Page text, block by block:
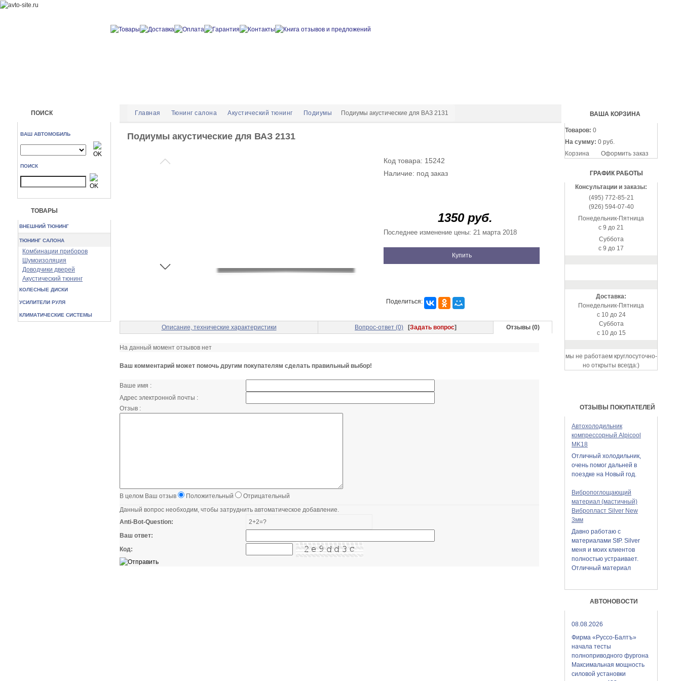
ПОИСК
ВАШ АВТОМОБИЛЬ
ПОИСК
ТОВАРЫ
ВНЕШНИЙ ТЮНИНГ
ТЮНИНГ САЛОНА
Комбинации приборов
Шумоизоляция
Доводчики дверей
Акустический тюнинг
КОЛЕСНЫЕ ДИСКИ
УСИЛИТЕЛИ РУЛЯ
КЛИМАТИЧЕСКИЕ СИСТЕМЫ
ВАША КОРЗИНА
Товаров: 0
На сумму: 0 руб.
Корзина
Оформить заказ
ГРАФИК РАБОТЫ
Консультации и заказы:
(495) 772-85-21
(926) 594-07-40
Понедельник-Пятница
с 9 до 21
Суббота
с 9 до 17
Доставка:
Понедельник-Пятница
с 10 до 24
Суббота
с 10 до 15
мы не работаем круглосуточно-
но открыты всегда:)
ОТЗЫВЫ ПОКУПАТЕЛЕЙ
Автохолодильник
компрессорный Alpicool
MK18
Отличный холодильник,
очень помог дальней в
поездке на Новый год.
Вибропоглощающий
материал (мастичный)
Вибропласт Silver New
3мм
Давно работаю с
материалами StP. Silver
меня и моих клиентов
полностью устраивает.
Отличный материал
АВТОНОВОСТИ
08.08.2026
Фирма «Руссо-Балтъ»
начала тесты
полноприводного фургона
Максимальная мощность
силовой установки
Главная Тюнинг салона Акустический тюнинг Подиумы Подиумы акустические для ВАЗ 2131
Подиумы акустические для ВАЗ 2131
Код товара: 15242
Наличие: под заказ
1350 руб.
Последнее изменение цены: 21 марта 2018
Купить
Поделиться:
Описание, технические характеристики Вопрос-ответ (0) [Задать вопрос] Отзывы (0)
На данный момент отзывов нет
Ваш комментарий может помочь другим покупателям сделать правильный выбор!
Ваше имя :
Адрес электронной почты :
Отзыв :
В целом Ваш отзыв Положительный
Отрицательный
Данный вопрос необходим, чтобы затруднить автоматическое добавление.
Anti-Bot-Question:
2+2=?
Ваш ответ:
Код: